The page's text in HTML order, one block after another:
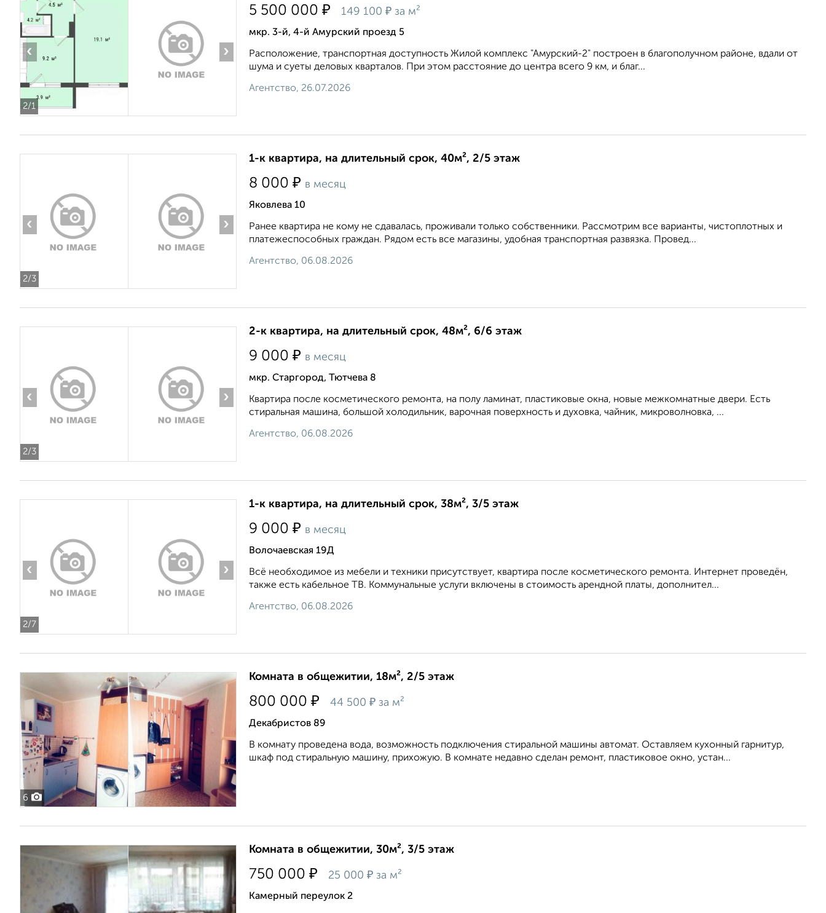
2/1
‹ ›
5 500 000 ₽ 149 100 ₽ за м²
мкр. 3-й, 4-й Амурский проезд 5
Расположение, транспортная доступность Жилой комплекс "Амурский-2" построен в благополучном районе, вдали от
шума и суеты деловых кварталов. При этом расстояние до центра всего 9 км, и благ...
Агентство, 26.07.2026
2/3
‹ ›
1-к квартира, на длительный срок, 40м², 2/5 этаж
8 000 ₽ в месяц
Яковлева 10
Ранее квартира не кому не сдавалась, проживали только собственники. Рассмотрим все варианты, чистоплотных и
платежеспособных граждан. Рядом есть все магазины, удобная транспортная развязка. Провед...
Агентство, 06.08.2026
2/3
‹ ›
2-к квартира, на длительный срок, 48м², 6/6 этаж
9 000 ₽ в месяц
мкр. Старгород, Тютчева 8
Квартира после косметического ремонта, на полу ламинат, пластиковые окна, новые межкомнатные двери. Есть
стиральная машина, большой холодильник, варочная поверхность и духовка, чайник, микроволновка, ...
Агентство, 06.08.2026
2/7
‹ ›
1-к квартира, на длительный срок, 38м², 3/5 этаж
9 000 ₽ в месяц
Волочаевская 19Д
Всё необходимое из мебели и техники присутствует, квартира после косметического ремонта. Интернет проведён,
также есть кабельное ТВ. Коммунальные услуги включены в стоимость арендной платы, дополнител...
Агентство, 06.08.2026
6
Комната в общежитии, 18м², 2/5 этаж
800 000 ₽ 44 500 ₽ за м²
Декабристов 89
В комнату проведена вода, возможность подключения стиральной машины автомат. Оставляем кухонный гарнитур,
шкаф под стиральную машину, прихожую. В комнате недавно сделан ремонт, пластиковое окно, устан...
Комната в общежитии, 30м², 3/5 этаж
750 000 ₽ 25 000 ₽ за м²
Камерный переулок 2